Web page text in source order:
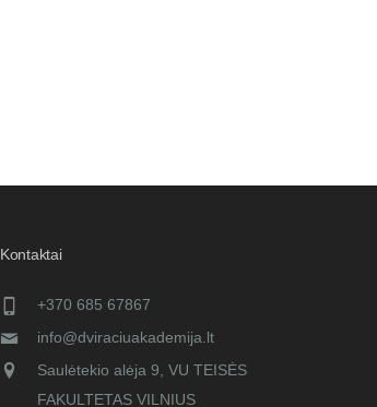
Kontaktai
+370 685 67867
info@dviraciuakademija.lt
Saulėtekio alėja 9, VU TEISĖS
FAKULTETAS VILNIUS